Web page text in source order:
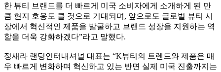
한 뷰티 브랜드를 더 빠르게 미국 소비자에게 소개하게 된 만
큼 현지 호응도 클 것으로 기대되며, 앞으로도 글로벌 뷰티 시
장에서 혁신적인 제품을 발굴하고 브랜드 성장을 지원하는 역
할을 더욱 강화하겠다”라고 말했다.
정새라 랜딩인터내셔널 대표는 “K뷰티의 트렌드와 제품은 매
우 빠르게 변화하며 혁신하고 있는 반면 실제 미국 진출까지는